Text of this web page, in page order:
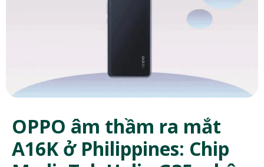
OPPO âm thầm ra mắt
A16K ở Philippines: Chip